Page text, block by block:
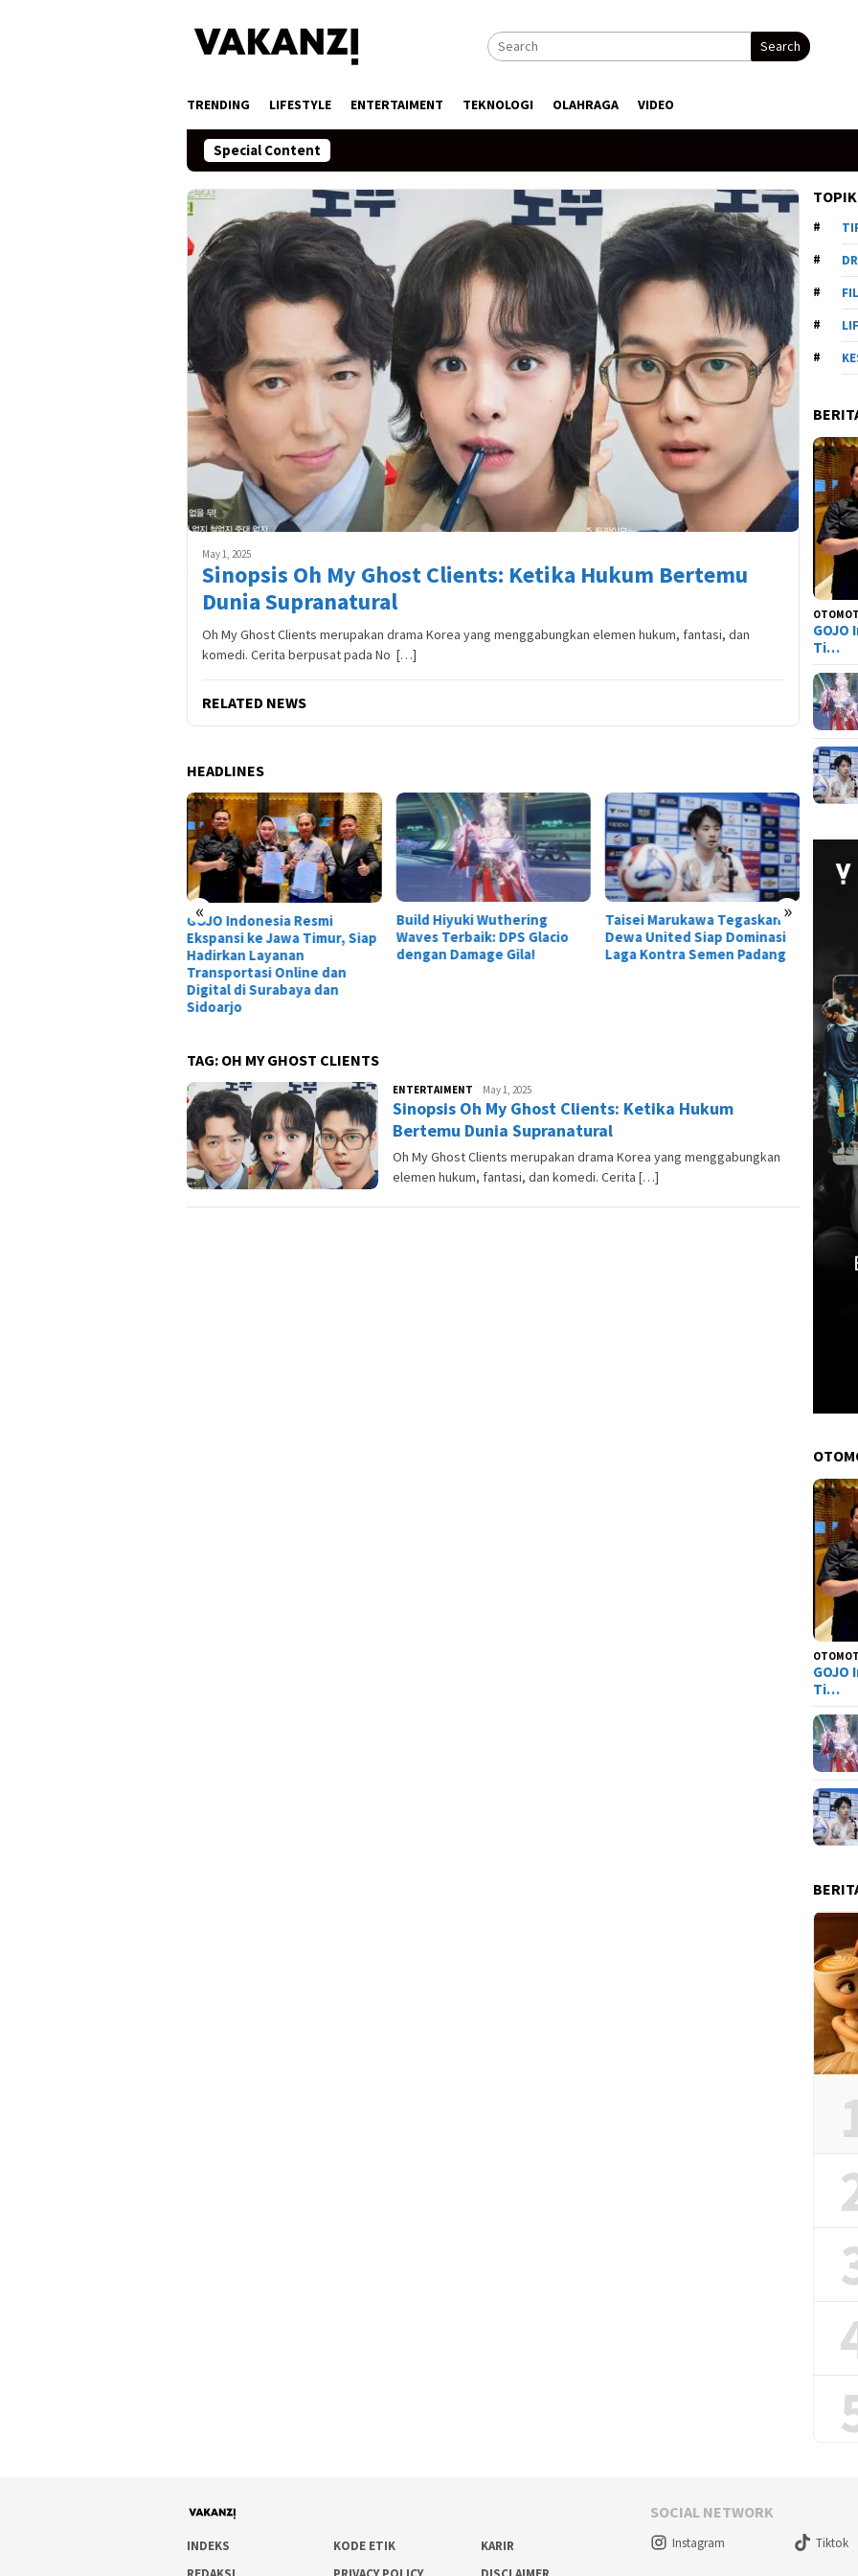
Search
TRENDING LIFESTYLE ENTERTAIMENT TEKNOLOGI OLAHRAGA VIDEO
Special Content
May 1, 2025
Sinopsis Oh My Ghost Clients: Ketika Hukum Bertemu
Dunia Supranatural
Oh My Ghost Clients merupakan drama Korea yang menggabungkan elemen hukum, fantasi, dan
komedi. Cerita berpusat pada No […]
RELATED NEWS
HEADLINES
« »
Build Hiyuki Wuthering
Waves Terbaik: DPS Glacio
dengan Damage Gila!
Taisei Marukawa Tegaskan
Dewa United Siap Dominasi
Laga Kontra Semen Padang
Titan Serbu Athanor!
Kolaborasi Arena of Valor x
Attack on Titan Resmi
Siapa
TAG: OH MY GHOST CLIENTS
ENTERTAIMENT Andesma
Candra
May 1, 2025
Sinopsis Oh My Ghost Clients: Ketika Hukum
Bertemu Dunia Supranatural
Oh My Ghost Clients merupakan drama Korea yang menggabungkan
elemen hukum, fantasi, dan komedi. Cerita […]
GOJO
Ti…
GOJO
Ti…
INDEKS KODE ETIK
KARIR
SOCIAL NETWORK
Instagram Tiktok